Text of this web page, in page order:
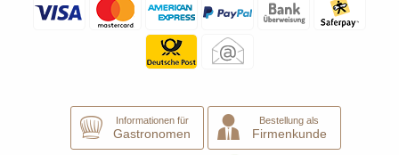
Informationen für
Gastronomen
Bestellung als
Firmenkunde